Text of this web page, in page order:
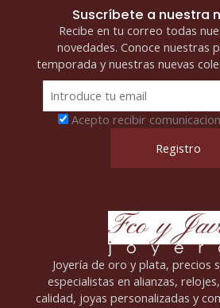
Suscríbete a nuestra
Recibe en tu correo todas
novedades. Conoce nuestras
temporada y nuestras nuevas
Acepto recibir
Joyería de oro y plata, precios
especialistas en alianzas,
calidad, joyas personalizadas y